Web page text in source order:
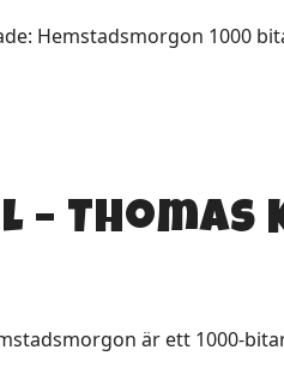
–
är ett 1000-